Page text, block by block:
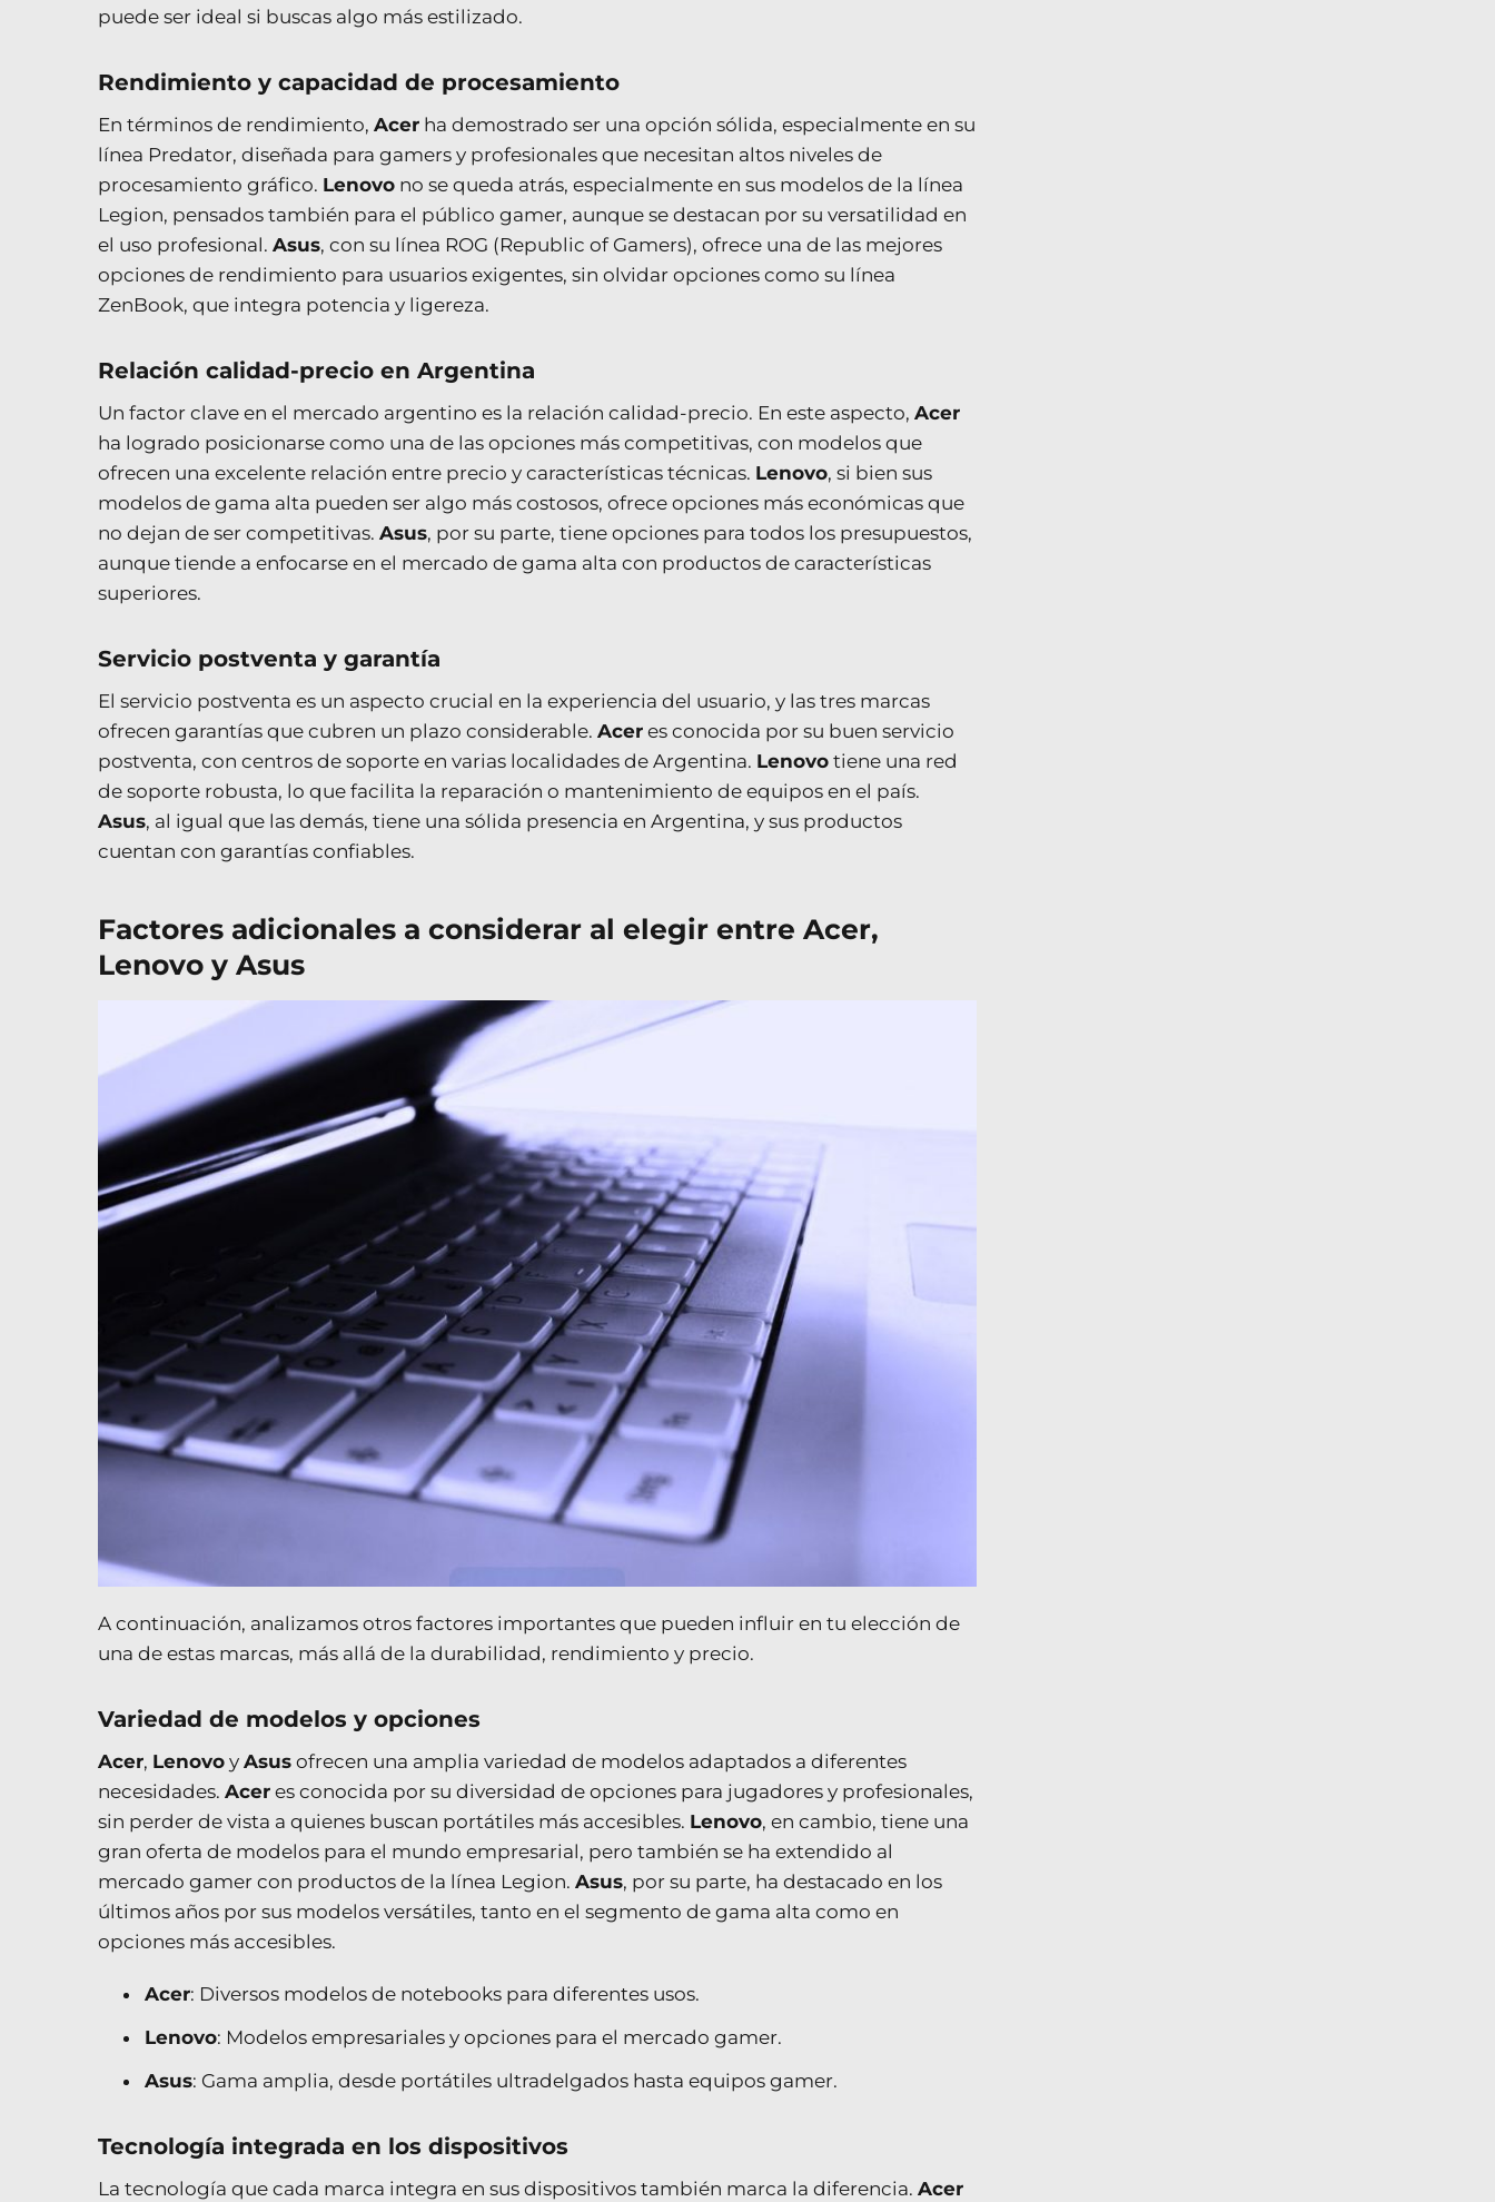
puede ser ideal si buscas algo más estilizado.
Rendimiento y capacidad de procesamiento
En términos de rendimiento, Acer ha demostrado ser una opción sólida, especialmente en su
línea Predator, diseñada para gamers y profesionales que necesitan altos niveles de
procesamiento gráfico. Lenovo no se queda atrás, especialmente en sus modelos de la línea
Legion, pensados también para el público gamer, aunque se destacan por su versatilidad en
el uso profesional. Asus, con su línea ROG (Republic of Gamers), ofrece una de las mejores
opciones de rendimiento para usuarios exigentes, sin olvidar opciones como su línea
ZenBook, que integra potencia y ligereza.
Relación calidad-precio en Argentina
Un factor clave en el mercado argentino es la relación calidad-precio. En este aspecto, Acer
ha logrado posicionarse como una de las opciones más competitivas, con modelos que
ofrecen una excelente relación entre precio y características técnicas. Lenovo, si bien sus
modelos de gama alta pueden ser algo más costosos, ofrece opciones más económicas que
no dejan de ser competitivas. Asus, por su parte, tiene opciones para todos los presupuestos,
aunque tiende a enfocarse en el mercado de gama alta con productos de características
superiores.
Servicio postventa y garantía
El servicio postventa es un aspecto crucial en la experiencia del usuario, y las tres marcas
ofrecen garantías que cubren un plazo considerable. Acer es conocida por su buen servicio
postventa, con centros de soporte en varias localidades de Argentina. Lenovo tiene una red
de soporte robusta, lo que facilita la reparación o mantenimiento de equipos en el país.
Asus, al igual que las demás, tiene una sólida presencia en Argentina, y sus productos
cuentan con garantías confiables.
Factores adicionales a considerar al elegir entre Acer,
Lenovo y Asus
A continuación, analizamos otros factores importantes que pueden influir en tu elección de
una de estas marcas, más allá de la durabilidad, rendimiento y precio.
Variedad de modelos y opciones
Acer, Lenovo y Asus ofrecen una amplia variedad de modelos adaptados a diferentes
necesidades. Acer es conocida por su diversidad de opciones para jugadores y profesionales,
sin perder de vista a quienes buscan portátiles más accesibles. Lenovo, en cambio, tiene una
gran oferta de modelos para el mundo empresarial, pero también se ha extendido al
mercado gamer con productos de la línea Legion. Asus, por su parte, ha destacado en los
últimos años por sus modelos versátiles, tanto en el segmento de gama alta como en
opciones más accesibles.
Acer: Diversos modelos de notebooks para diferentes usos.
Lenovo: Modelos empresariales y opciones para el mercado gamer.
Asus: Gama amplia, desde portátiles ultradelgados hasta equipos gamer.
Tecnología integrada en los dispositivos
La tecnología que cada marca integra en sus dispositivos también marca la diferencia. Acer